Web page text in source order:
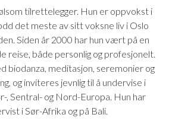
tilrettelegger. Hun er oppvokst i
det meste av sitt voksne liv i Oslo
Siden år 2000 har hun vært på en
reise, både personlig og profesjonelt.
biodanza, meditasjon, seremonier og
og inviteres jevnlig til å undervise i
, Sentral- og Nord-Europa. Hun har
i Sør-Afrika og på Bali.